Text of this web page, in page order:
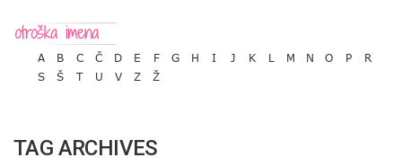
A B C Č D E F G H I J K L M N O P
R
S
Š T U V Z Ž
TAG ARCHIVES